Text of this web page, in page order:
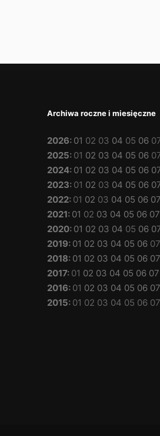
Archiwa roczne i miesięczne
2026: 01 02 03 04 05 06
2025: 01 02 03 04 05 06
2024: 01 02 03 04 05 06
2023: 01 02 03 04 05 06
2022: 01 02 03 04 05 06 07
2021: 01 02 03 04 05 06 07
2020: 01 02 03 04 05 06
2019: 01 02 03 04 05 06 07
2018: 01 02 03 04 05 06 07
2017: 01 02 03 04 05 06 07
2016: 01 02 03 04 05 06 07
2015: 01 02 03 04 05 06 07